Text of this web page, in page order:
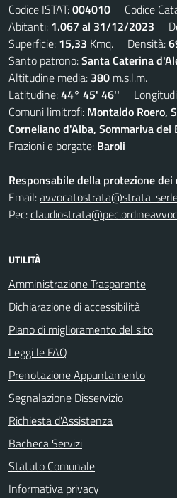
Codice ISTAT:004010 Codice
Abitanti: 1.067 al 31/12/2023
Superficie: 15,33 Kmq. Densità:
Santo patrono:Santa Caterina
Altitudine media: 380 m.s.l.m.
Latitudine:44° 45' 46''
Comuni limitrofi: Montaldo Roero,
Corneliano d'Alba, Sommariva del
Frazioni e borgate: Baroli
Responsabile della protezione dei
Email:avvocatostrata@strata-
Pec:
UTILITÀ
Amministrazione Trasparente
Dichiarazione di accessibilità
Piano di miglioramento del sito
Leggi le FAQ
Prenotazione Appuntamento
Segnalazione Disservizio
Richiesta d'Assistenza
Bacheca Servizi
Statuto Comunale
Informativa privacy